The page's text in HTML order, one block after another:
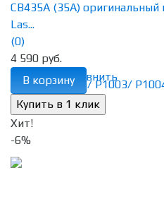
избранное сравнить
CB435A (35A)
Las...
(0)
4 590 руб.
В корзину
Хит!
-6%